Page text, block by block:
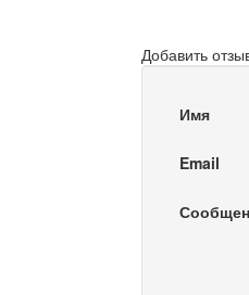
Добавить
Имя
Email